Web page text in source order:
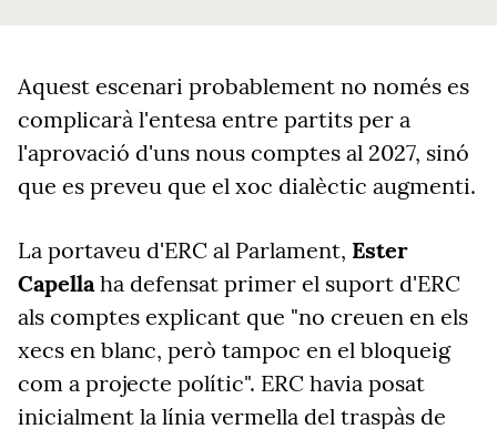
Aquest escenari probablement no només es
complicarà l'entesa entre partits per a
l'aprovació d'uns nous comptes al 2027, sinó
que es preveu que el xoc dialèctic augmenti.
La portaveu d'ERC al Parlament, Ester
Capellaha defensat primer el suport d'ERC
als comptes explicant que "no creuen en els
xecs en blanc, però tampoc en el bloqueig
com a projecte polític". ERC havia posat
inicialment la línia vermella del traspàs de